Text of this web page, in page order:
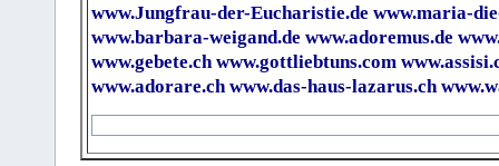
www.Jungfrau-der-Eucharistie.de www.maria-
www.barbara-weigand.de www.adoremus.de
www.gebete.ch www.gottliebtuns.com
www.adorare.ch www.das-haus-lazarus.ch